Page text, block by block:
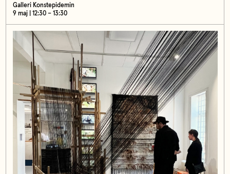
Galleri Konstepidemin
9 maj | 12:30 – 13:30